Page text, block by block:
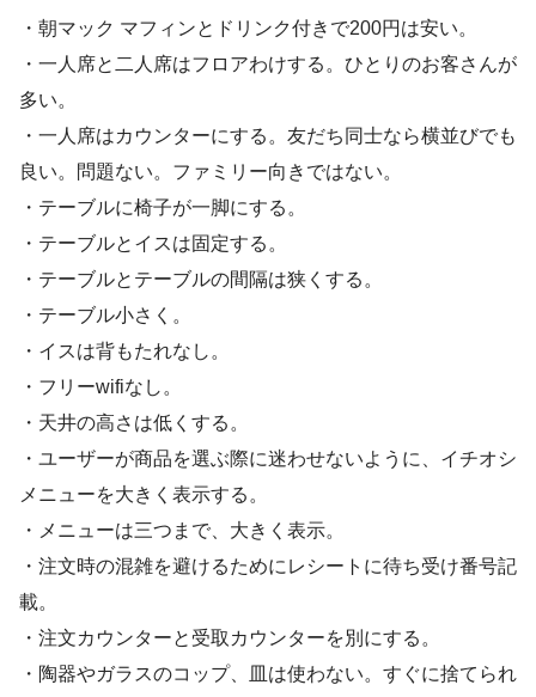
・朝マック マフィンとドリンク付きで200円は安い。
・一人席と二人席はフロアわけする。ひとりのお客さんが
多い。
・一人席はカウンターにする。友だち同士なら横並びでも
良い。問題ない。ファミリー向きではない。
・テーブルに椅子が一脚にする。
・テーブルとイスは固定する。
・テーブルとテーブルの間隔は狭くする。
・テーブル小さく。
・イスは背もたれなし。
・フリーwifiなし。
・天井の高さは低くする。
・ユーザーが商品を選ぶ際に迷わせないように、イチオシ
メニューを大きく表示する。
・メニューは三つまで、大きく表示。
・注文時の混雑を避けるためにレシートに待ち受け番号記
載。
・注文カウンターと受取カウンターを別にする。
・陶器やガラスのコップ、皿は使わない。すぐに捨てられ